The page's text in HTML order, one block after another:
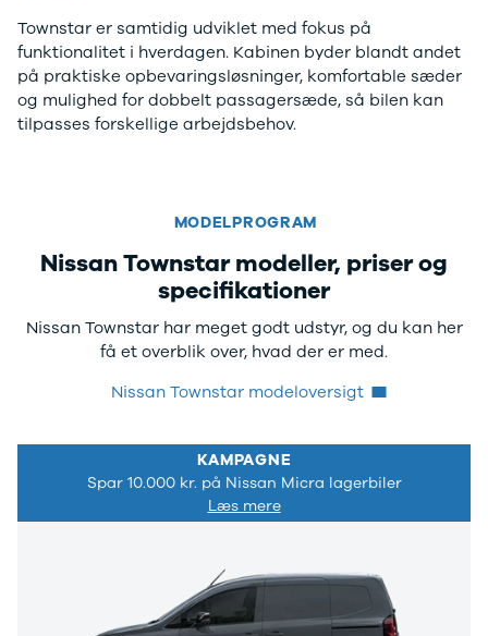
Townstar er samtidig udviklet med fokus på
funktionalitet i hverdagen. Kabinen byder blandt andet
på praktiske opbevaringsløsninger, komfortable sæder
og mulighed for dobbelt passagersæde, så bilen kan
tilpasses forskellige arbejdsbehov.
MODELPROGRAM
Nissan Townstar modeller, priser og
specifikationer
Nissan Townstar har meget godt udstyr, og du kan her
få et overblik over, hvad der er med.
Nissan Townstar modeloversigt
KAMPAGNE
Spar 10.000 kr. på Nissan Micra lagerbiler
Læs mere